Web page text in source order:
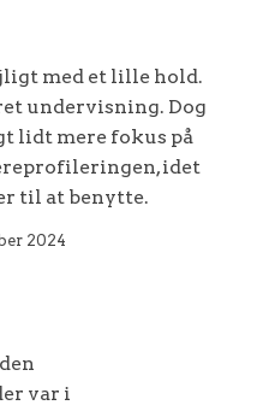
med et lille hold.
undervisning. Dog
lidt mere fokus på
idet
til at benytte.
2024
var i